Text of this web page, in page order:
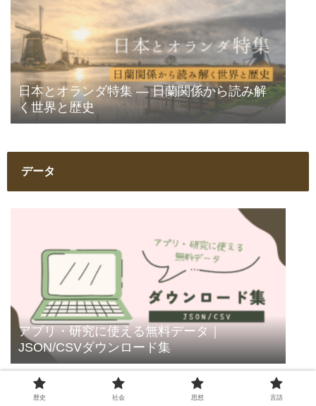
日本とオランダ特集 ― 日蘭関係から読み解
く世界と歴史
データ
アプリ・研究に使える無料データ｜
JSON/CSVダウンロード集
歴史 社会 思想 言語